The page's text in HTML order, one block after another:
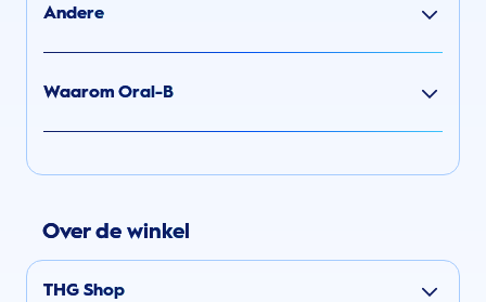
Andere
Waarom Oral-B
Over de winkel
THG Shop